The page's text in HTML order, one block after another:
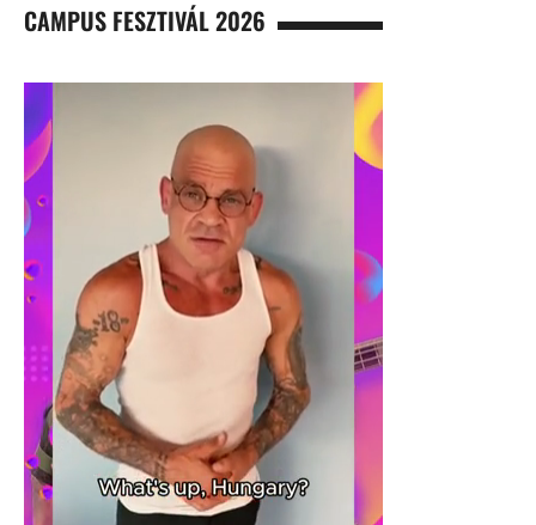
CAMPUS FESZTIVÁL 2026